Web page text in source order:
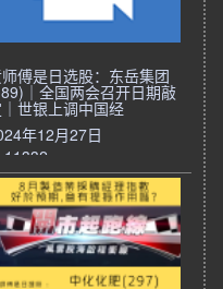
傅是日选股：东岳集团
｜全国两会召开日期敲
世银上调中国经
年12月27日
11332